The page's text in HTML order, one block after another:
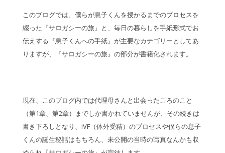
このブログでは、僕らが息子くんを授かるまでのプロセスを
綴った『サロガシーの旅』と、毎日の暮らしを手紙形式でお
伝えする『息子くんへの手紙』が主要なカテゴリーとしてあ
りますが、『サロガシーの旅』の部分が書籍化されます。
現在、このブログ内では代理母さんと出会ったころのこと
（第1章、第2章）までしか書かれていませんが、その続きは
書き下ろしとなり、IVF（体外受精）のプロセスや僕らの息子
くんの誕生秘話はもちろん、未公開の当時の写真なんかも収